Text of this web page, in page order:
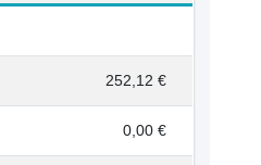
252,12 €
0,00 €